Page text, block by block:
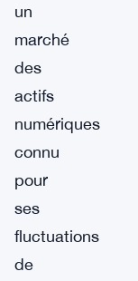
un
marché
des
actifs
numériques
connu
pour
ses
fluctuations
de